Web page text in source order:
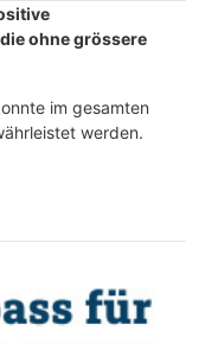
ohne grössere
im gesamten
werden.